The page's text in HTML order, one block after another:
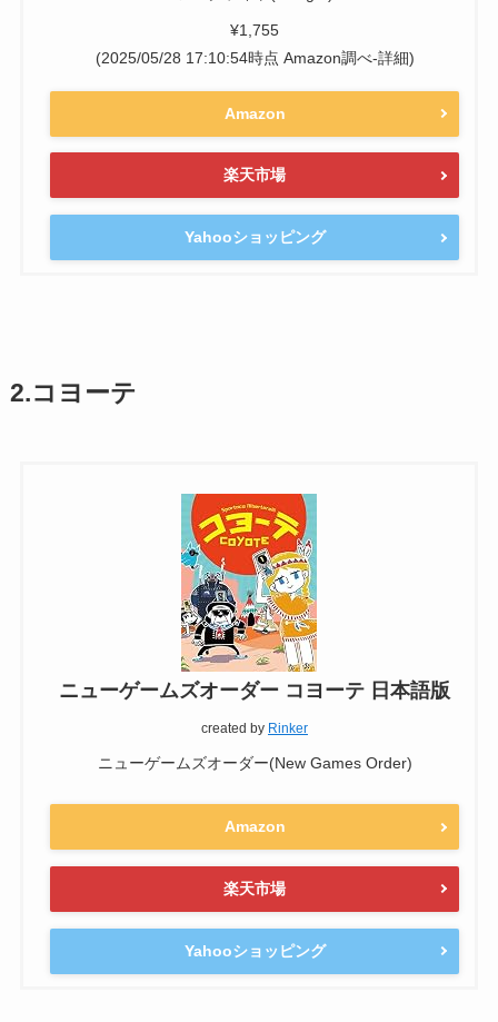
¥1,755
(2025/05/28 17:10:54時点 Amazon調べ-詳細)
Amazon
楽天市場
Yahooショッピング
2.コヨーテ
ニューゲームズオーダー コヨーテ 日本語版
created by Rinker
ニューゲームズオーダー(New Games Order)
Amazon
楽天市場
Yahooショッピング